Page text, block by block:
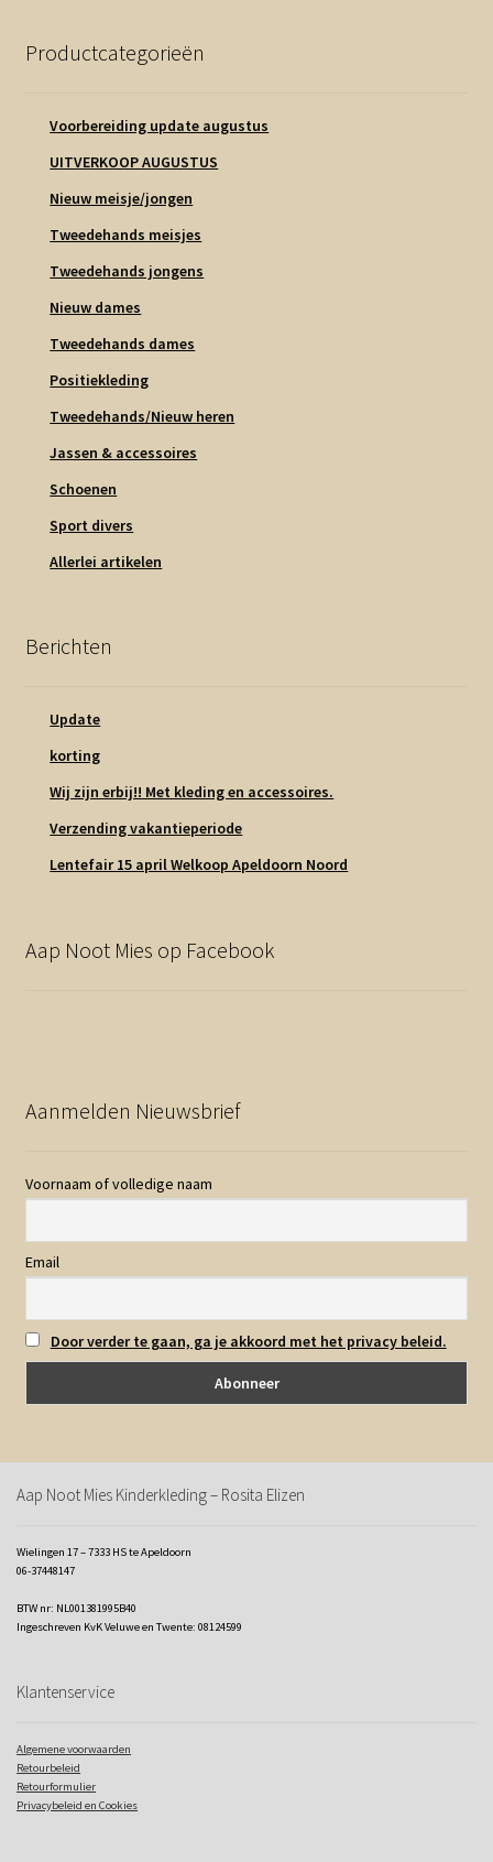
Productcategorieën
Voorbereiding update augustus
UITVERKOOP AUGUSTUS
Nieuw meisje/jongen
Tweedehands meisjes
Tweedehands jongens
Nieuw dames
Tweedehands dames
Positiekleding
Tweedehands/Nieuw heren
Jassen & accessoires
Schoenen
Sport divers
Allerlei artikelen
Berichten
Update
korting
Wij zijn erbij!! Met kleding en accessoires.
Verzending vakantieperiode
Lentefair 15 april Welkoop Apeldoorn Noord
Aap Noot Mies op Facebook
Aanmelden Nieuwsbrief
Voornaam of volledige naam
Email
Door verder te gaan, ga je akkoord met het privacy beleid.
Aap Noot Mies Kinderkleding – Rosita Elizen
Wielingen 17 – 7333 HS te Apeldoorn
06-37448147
BTW nr: NL001381995B40
Ingeschreven KvK Veluwe en Twente: 08124599
Klantenservice
Algemene voorwaarden
Retourbeleid
Retourformulier
Privacybeleid en Cookies